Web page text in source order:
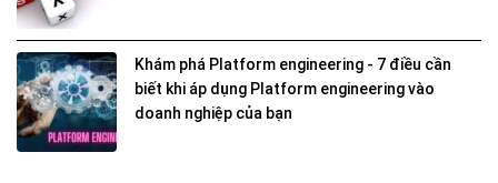
Khám phá Platform engineering - 7 điều cần
biết khi áp dụng Platform engineering vào
doanh nghiệp của bạn